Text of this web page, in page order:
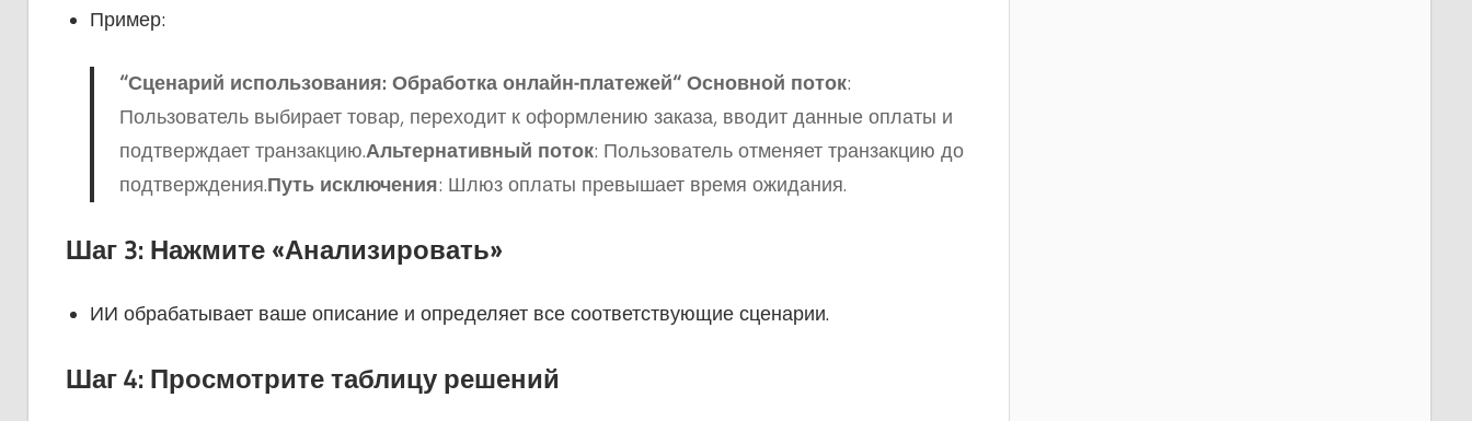
Пример:
“Сценарий использования: Обработка онлайн-платежей“ Основной поток:
Пользователь выбирает товар, переходит к оформлению заказа, вводит данные оплаты и
подтверждает транзакцию.Альтернативный поток: Пользователь отменяет транзакцию до
подтверждения.Путь исключения: Шлюз оплаты превышает время ожидания.
Шаг 3: Нажмите «Анализировать»
ИИ обрабатывает ваше описание и определяет все соответствующие сценарии.
Шаг 4: Просмотрите таблицу решений